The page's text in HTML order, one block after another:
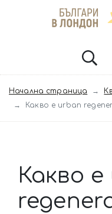
Начална страница
Какво е urban
Какво